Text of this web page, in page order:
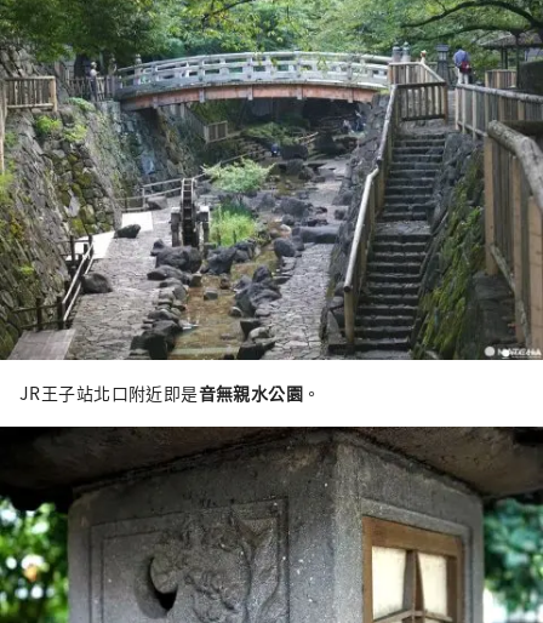
JR王子站北口附近即是音無親水公園 。